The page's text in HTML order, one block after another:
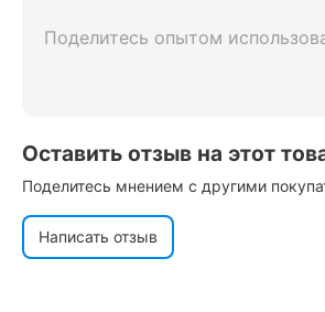
Поделитесь опытом
Оставить отзыв на этот
Поделитесь мнением с другими
Написать отзыв